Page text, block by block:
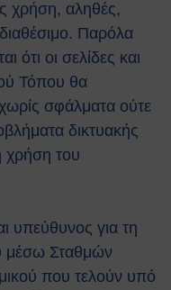
χρήση, αληθές,
Παρόλα
ότι οι σελίδες και
Τόπου θα
σφάλματα ούτε
δικτυακής
χρήση του
υπεύθυνος για τη
μέσω Σταθμών
που τελούν υπό